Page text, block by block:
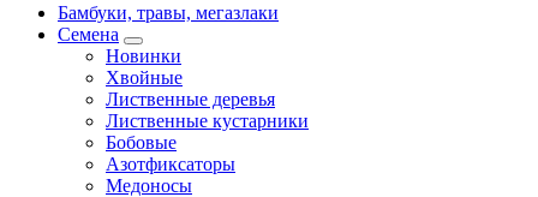
Бамбуки, травы, мегазлаки
Семена
Новинки
Хвойные
Лиственные деревья
Лиственные кустарники
Бобовые
Азотфиксаторы
Медоносы